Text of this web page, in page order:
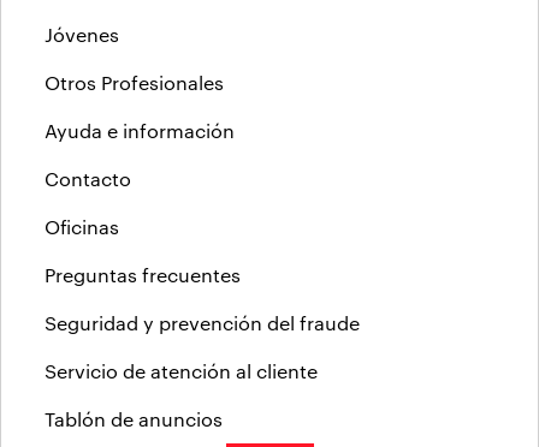
Jóvenes
Otros Profesionales
Ayuda e información
Contacto
Oficinas
Preguntas frecuentes
Seguridad y prevención del fraude
Servicio de atención al cliente
Tablón de anuncios